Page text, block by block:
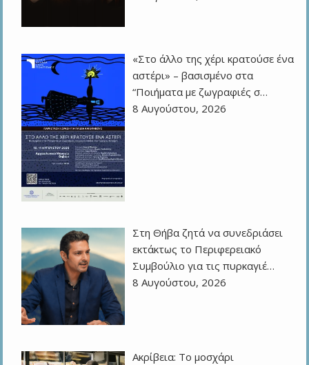
«Στο άλλο της χέρι κρατούσε ένα
αστέρι» – βασισμένο στα
“Ποιήματα με ζωγραφιές σ…
8 Αυγούστου, 2026
Στη Θήβα ζητά να συνεδριάσει
εκτάκτως το Περιφερειακό
Συμβούλιο για τις πυρκαγιέ…
8 Αυγούστου, 2026
Ακρίβεια: Το μοσχάρι